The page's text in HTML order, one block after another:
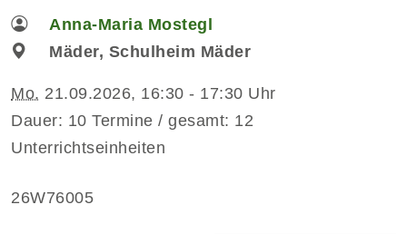
Anna-Maria Mostegl
Mäder, Schulheim Mäder
Mo. 21.09.2026, 16:30 - 17:30 Uhr
Dauer: 10 Termine / gesamt: 12
Unterrichtseinheiten
26W76005